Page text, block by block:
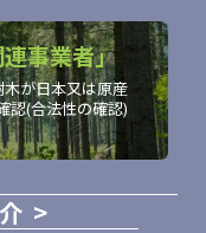
事業者」
木が日本又は原産
認(合法性の確認)